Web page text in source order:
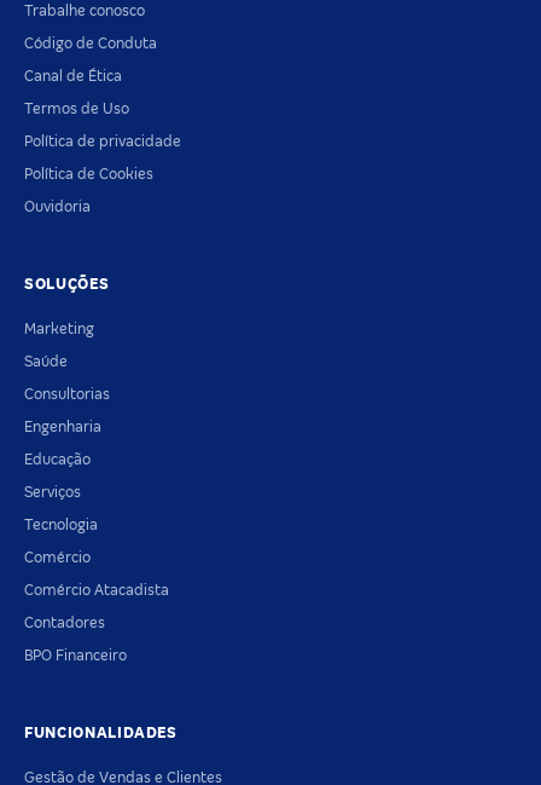
Trabalhe conosco
Código de Conduta
Canal de Ética
Termos de Uso
Política de privacidade
Política de Cookies
Ouvidoria
SOLUÇÕES
Marketing
Saúde
Consultorias
Engenharia
Educação
Serviços
Tecnologia
Comércio
Comércio Atacadista
Contadores
BPO Financeiro
FUNCIONALIDADES
Gestão de Vendas e Clientes